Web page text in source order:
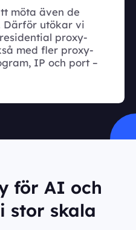
möta även de
utökar vi
proxy-
med fler proxy-
IP och port –
för AI och
stor skala